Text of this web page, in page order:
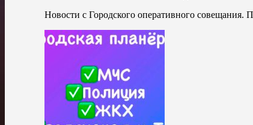
Новости с Городского оперативного совещания.